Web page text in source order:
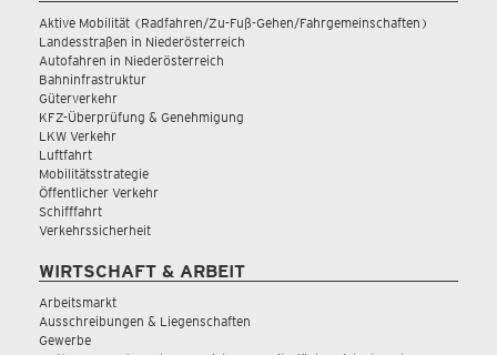
Aktive Mobilität (Radfahren/Zu-Fuß-Gehen/Fahrgemeinschaften)
Landesstraßen in Niederösterreich
Autofahren in Niederösterreich
Bahninfrastruktur
Güterverkehr
KFZ-Überprüfung & Genehmigung
LKW Verkehr
Luftfahrt
Mobilitätsstrategie
Öffentlicher Verkehr
Schifffahrt
Verkehrssicherheit
WIRTSCHAFT & ARBEIT
Arbeitsmarkt
Ausschreibungen & Liegenschaften
Gewerbe